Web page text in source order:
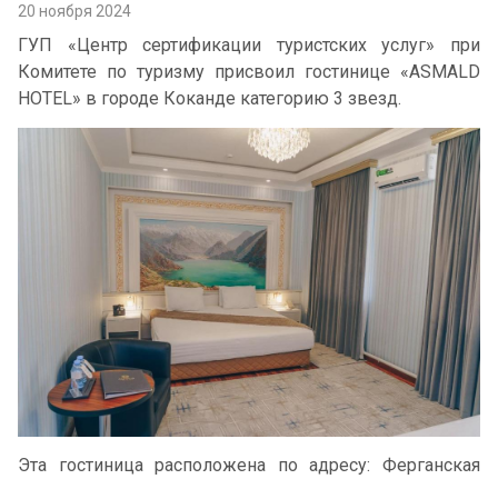
20 ноября 2024
ГУП «Центр сертификации туристских услуг» при
Комитете по туризму присвоил гостинице «ASMALD
HOTEL» в городе Коканде категорию 3 звезд.
Эта гостиница расположена по адресу: Ферганская